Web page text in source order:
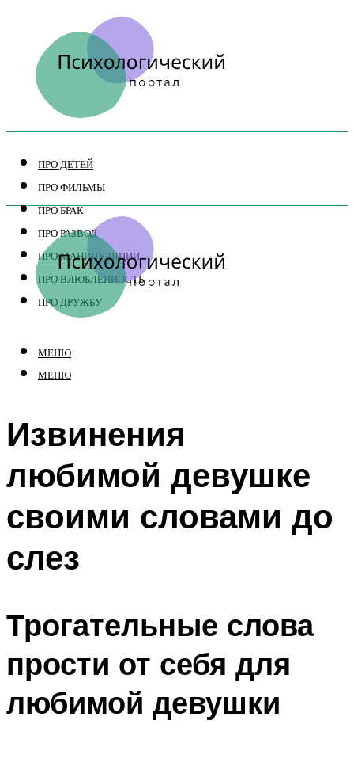
ПРО ДЕТЕЙ
ПРО ФИЛЬМЫ
ПРО БРАК
ПРО РАЗВОД
ПРО МАНИПУЛЯЦИИ
ПРО ВЛЮБЛЕННОСТЬ
ПРО ДРУЖБУ
МЕНЮ
МЕНЮ
Извинения
любимой девушке
своими словами до
слез
Трогательные слова
прости от себя для
любимой девушки